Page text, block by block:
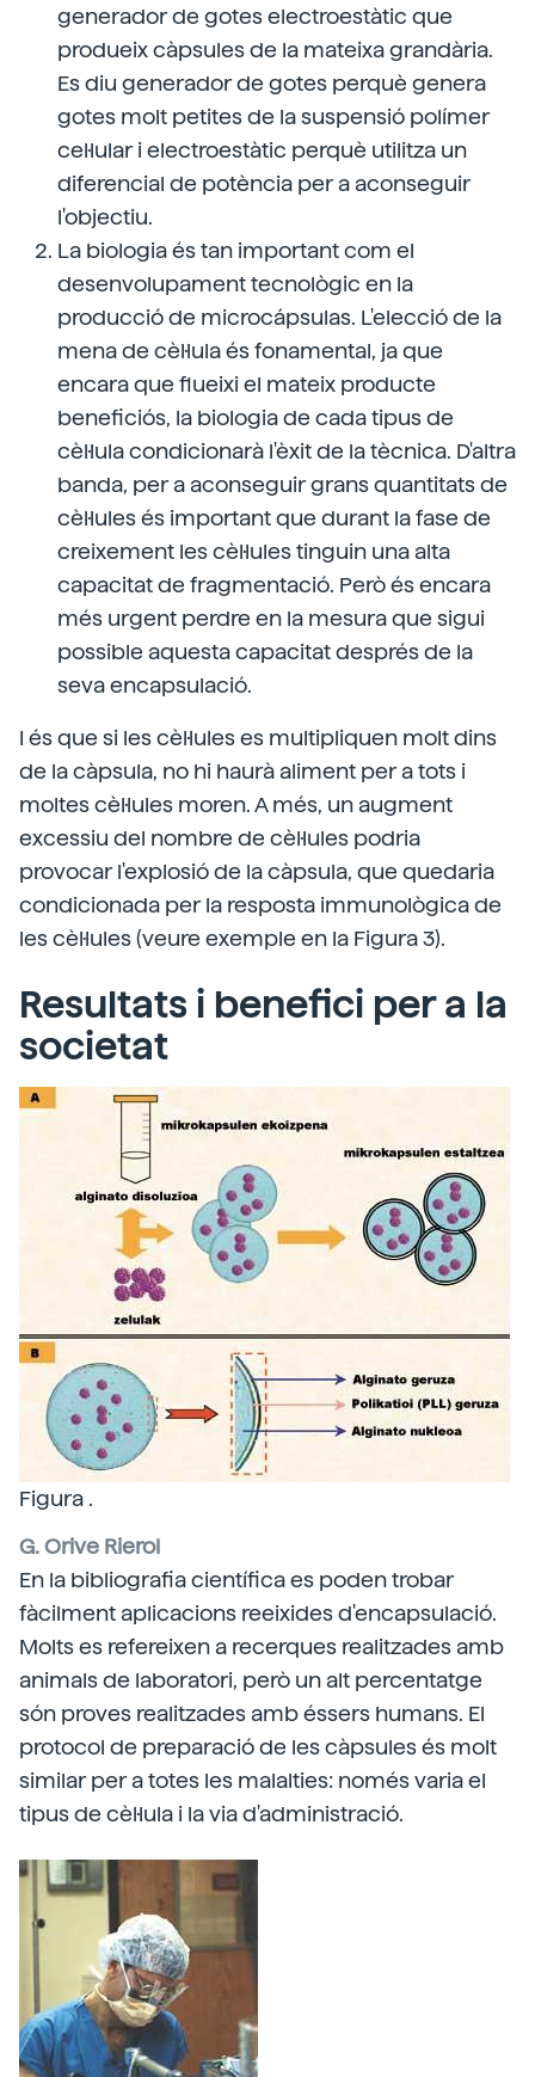
generador de gotes electroestàtic que
produeix càpsules de la mateixa grandària.
Es diu generador de gotes perquè genera
gotes molt petites de la suspensió polímer
cel·lular i electroestàtic perquè utilitza un
diferencial de potència per a aconseguir
l'objectiu.
La biologia és tan important com el
desenvolupament tecnològic en la
producció de microcápsulas. L'elecció de la
mena de cèl·lula és fonamental, ja que
encara que flueixi el mateix producte
beneficiós, la biologia de cada tipus de
cèl·lula condicionarà l'èxit de la tècnica. D'altra
banda, per a aconseguir grans quantitats de
cèl·lules és important que durant la fase de
creixement les cèl·lules tinguin una alta
capacitat de fragmentació. Però és encara
més urgent perdre en la mesura que sigui
possible aquesta capacitat després de la
seva encapsulació.
I és que si les cèl·lules es multipliquen molt dins
de la càpsula, no hi haurà aliment per a tots i
moltes cèl·lules moren. A més, un augment
excessiu del nombre de cèl·lules podria
provocar l'explosió de la càpsula, que quedaria
condicionada per la resposta immunològica de
les cèl·lules (veure exemple en la Figura 3).
Resultats i benefici per a la
societat
Figura .
G. Orive Rierol
En la bibliografia científica es poden trobar
fàcilment aplicacions reeixides d'encapsulació.
Molts es refereixen a recerques realitzades amb
animals de laboratori, però un alt percentatge
són proves realitzades amb éssers humans. El
protocol de preparació de les càpsules és molt
similar per a totes les malalties: només varia el
tipus de cèl·lula i la via d'administració.